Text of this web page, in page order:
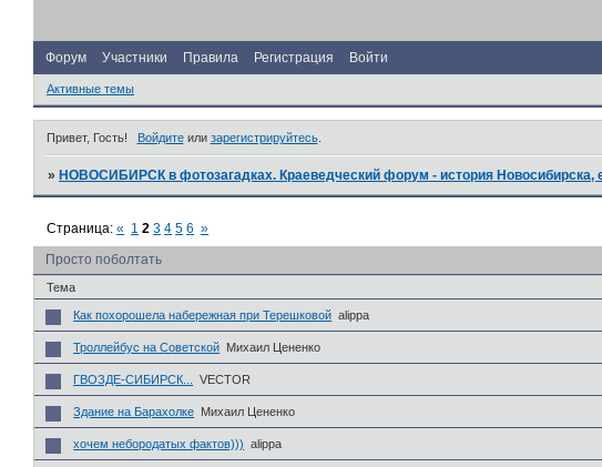
Форум Участники Правила Регистрация Войти
Активные темы
Привет, Гость! Войдитеили зарегистрируйтесь.
»НОВОСИБИРСК в фотозагадках. Краеведческий форум - история Новосибирска,
Просто поболтать
Страница:« 1 2 3 4 5 6 »
Тема
Как похорошела набережная при Терешковой alippa
Троллейбус на Советской Михаил Цененко
ГВОЗДЕ-СИБИРСК... VECTOR
Здание на Барахолке Михаил Цененко
хочем небородатых фактов))) alippa